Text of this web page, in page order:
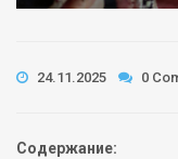
24.11.2025 0
Содержание: